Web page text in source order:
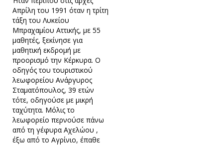
Απρίλη του 1991 όταν η τρίτη
τάξη του Λυκείου
Μπραχαμίου Αττικής, με 55
μαθητές, ξεκίνησε για
μαθητική εκδρομή με
προορισμό την Κέρκυρα. Ο
οδηγός του τουριστικού
λεωφορείου Ανάργυρος
Σταματόπουλος, 39 ετών
τότε, οδηγούσε με μικρή
ταχύτητα. Μόλις το
λεωφορείο περνούσε πάνω
από τη γέφυρα Αχελώου ,
έξω από το Αγρίνιο, έπαθε